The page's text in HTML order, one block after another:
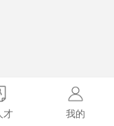
才 我的